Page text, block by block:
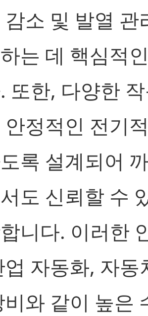
감소 및 발열 관
는 데 핵심적
또한, 다양한
정적인 전기
록 설계되어
도 신뢰할 수
니다. 이러한
자동화, 자동
비와 같이 높은